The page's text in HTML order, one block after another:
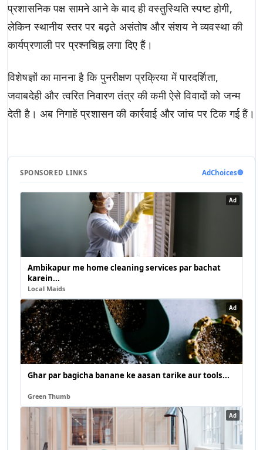
प्रशासनिक पक्ष सामने आने के बाद ही वस्तुस्थिति स्पष्ट होगी,
लेकिन स्थानीय स्तर पर बढ़ते असंतोष और संशय ने व्यवस्था की
कार्यप्रणाली पर प्रश्नचिह्न लगा दिए हैं।
विशेषज्ञों का मानना है कि पुनरीक्षण प्रक्रिया में पारदर्शिता,
जवाबदेही और त्वरित निवारण तंत्र की कमी ऐसे विवादों को जन्म
देती है। अब निगाहें प्रशासन की कार्रवाई और जांच पर टिक गई हैं।
SPONSORED LINKS AdChoices🔵
Ad
Ambikapur me home cleaning services par bachat
karein...
Local Maids
Ad
Ghar par bagicha banane ke aasan tarike aur tools...
Green Thumb
Ad